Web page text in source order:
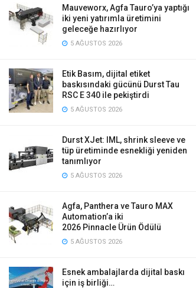
Mauveworx, Agfa Tauro’ya yaptığı
iki yeni yatırımla üretimini
geleceğe hazırlıyor
5 AĞUSTOS 2026
Etik Basım, dijital etiket
baskısındaki gücünü Durst Tau
RSC E 340 ile pekiştirdi
5 AĞUSTOS 2026
Durst XJet: IML, shrink sleeve ve
tüp üretiminde esnekliği yeniden
tanımlıyor
5 AĞUSTOS 2026
Agfa, Panthera ve Tauro MAX
Automation’a iki
2026 Pinnacle Ürün Ödülü
5 AĞUSTOS 2026
Esnek ambalajlarda dijital baskı
için iş birliği…